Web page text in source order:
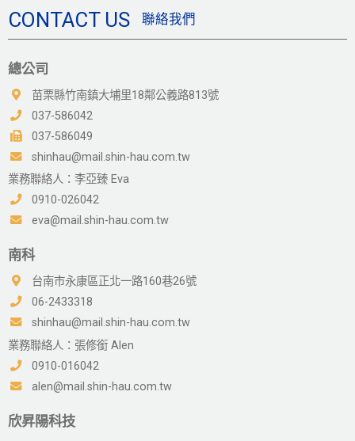
CONTACT US 聯絡我們
總公司
苗栗縣竹南鎮大埔里18鄰公義路813號
037-586042
037-586049
shinhau@mail.shin-hau.com.tw
業務聯絡人：李亞臻 Eva
0910-026042
eva@mail.shin-hau.com.tw
南科
台南市永康區正北一路160巷26號
06-2433318
shinhau@mail.shin-hau.com.tw
業務聯絡人：張修銜 Alen
0910-016042
alen@mail.shin-hau.com.tw
欣昇陽科技